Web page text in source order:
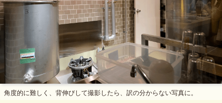
角度的に難しく、背伸びして撮影したら、訳の分からない写真に。